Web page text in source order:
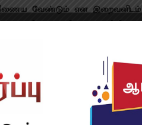
வேண்டும் என இறைவனிடம்
நன்றியை தெரிவித்துக்
வெற்றியை பெற வேண்டும் என
ஏற்பட்ட நட்பு கிட்டத்தட்ட
நன்றாக இருக்கின்றன.‌ கலை
நடன காட்சிகளை எட்டு